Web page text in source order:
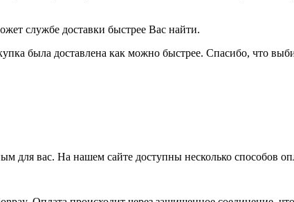
службе доставки быстрее Вас найти.
была доставлена как можно быстрее. Спасибо, что
для вас. На нашем сайте доступны несколько способов